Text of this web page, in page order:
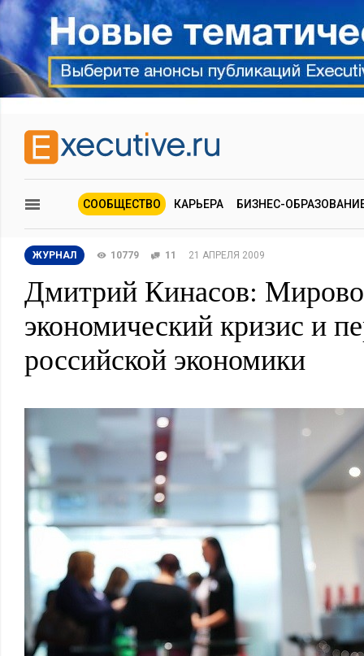
СООБЩЕСТВО КАРЬЕРА БИЗНЕС-
ЖУРНАЛ 10779 11 21 АПРЕЛЯ 2009
Дмитрий Кинасов:
экономический кризис и
российской экономики